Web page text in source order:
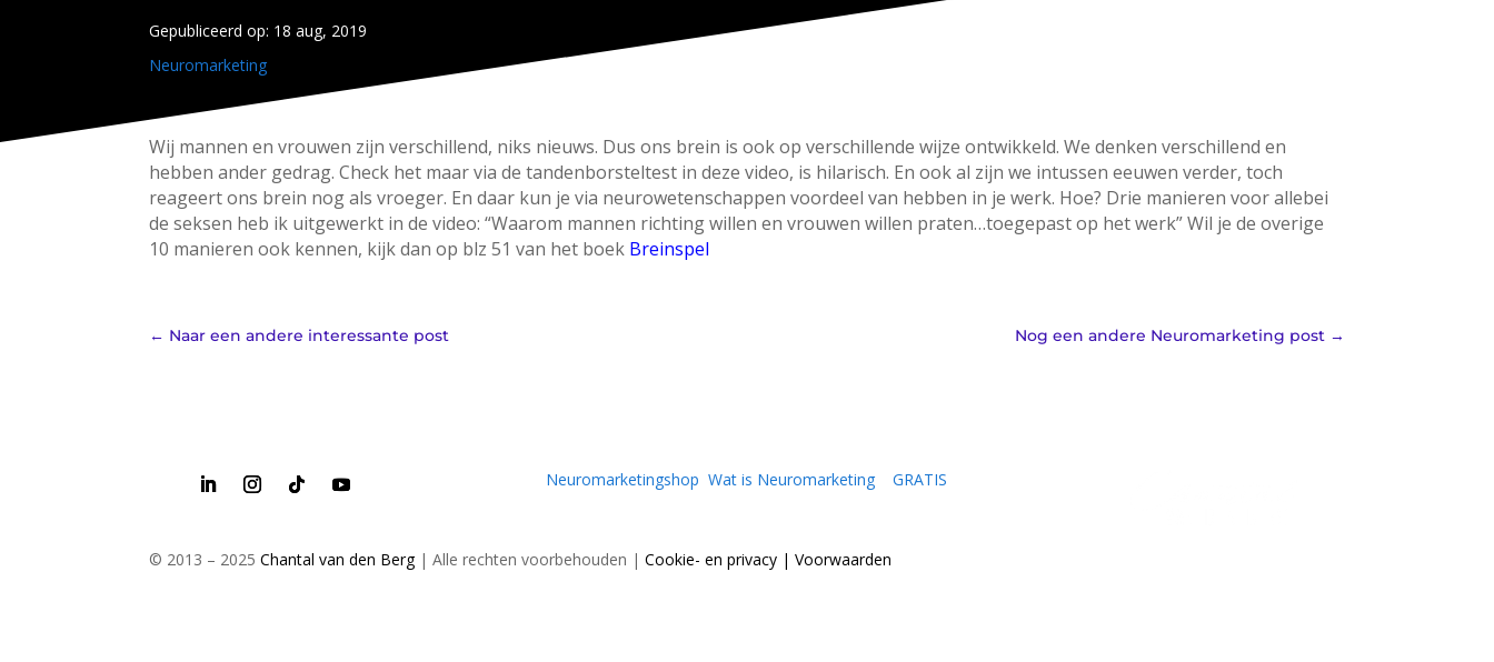
Gepubliceerd op: 18 aug, 2019
Neuromarketing
Wij mannen en vrouwen zijn verschillend, niks nieuws. Dus ons brein is ook op verschillende wijze ontwikkeld. We denken verschillend en
hebben ander gedrag. Check het maar via de tandenborsteltest in deze video, is hilarisch. En ook al zijn we intussen eeuwen verder, toch
reageert ons brein nog als vroeger. En daar kun je via neurowetenschappen voordeel van hebben in je werk. Hoe? Drie manieren voor allebei
de seksen heb ik uitgewerkt in de video: “Waarom mannen richting willen en vrouwen willen praten…toegepast op het werk” Wil je de overige
10 manieren ook kennen, kijk dan op blz 51 van het boek Breinspel
← Naar een andere interessante post Nog een andere Neuromarketing post→
Neuromarketingshop |Wat is Neuromarketing |GRATIS
© 2013 – 2025Chantal van den Berg | Alle rechten voorbehouden |Cookie- en privacy | Voorwaarden